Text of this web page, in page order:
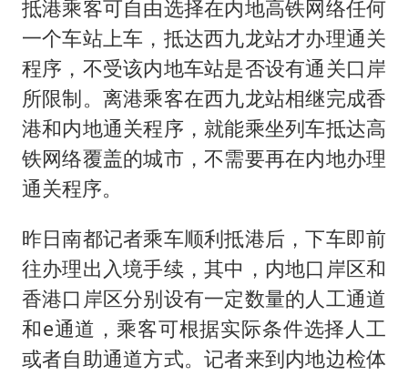
抵港乘客可自由选择在内地高铁网络任何
一个车站上车，抵达西九龙站才办理通关
程序，不受该内地车站是否设有通关口岸
所限制。离港乘客在西九龙站相继完成香
港和内地通关程序，就能乘坐列车抵达高
铁网络覆盖的城市，不需要再在内地办理
通关程序。
昨日南都记者乘车顺利抵港后，下车即前
往办理出入境手续，其中，内地口岸区和
香港口岸区分别设有一定数量的人工通道
和e通道，乘客可根据实际条件选择人工
或者自助通道方式。记者来到内地边检体